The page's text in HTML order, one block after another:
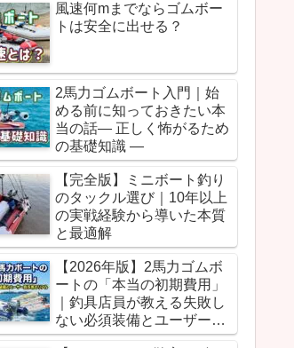
風速何mまでならゴムボー
トは安全に出せる？
2馬力ゴムボート入門｜始
める前に知っておきたい本
当の話― 正しく怖がるため
の基礎知識 ―
【完全版】ミニボート釣り
のタックル選び｜10年以上
の実戦経験から導いた本質
と最適解
【2026年版】2馬力ゴムボ
ートの「本当の初期費用」
｜釣具店員が教える失敗し
ない必須装備とユーザー別
予算のリアル